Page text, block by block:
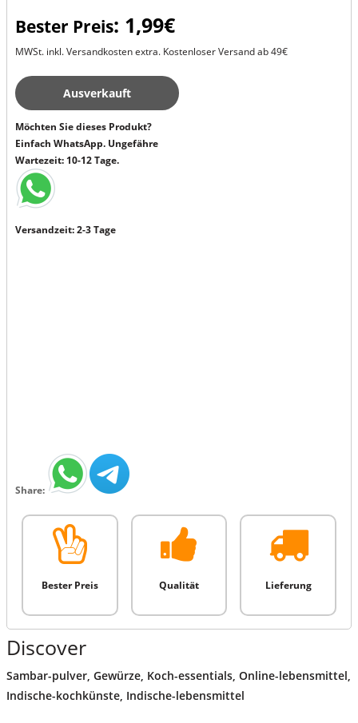
Bester Preis: 1,99€
MWSt. inkl. Versandkosten extra. Kostenloser Versand ab 49€
Ausverkauft
Möchten Sie dieses Produkt?
Einfach WhatsApp. Ungefähre
Wartezeit: 10-12 Tage.
Versandzeit: 2-3 Tage
Share:
Bester Preis Qualität Lieferung
Discover
Sambar-pulver, Gewürze, Koch-essentials, Online-lebensmittel,
Indische-kochkünste, Indische-lebensmittel